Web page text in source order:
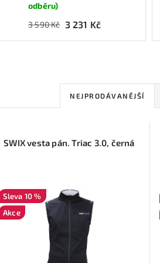
odběru)
3 590 Kč 3 231 Kč
Ř
z
n
í
p
NEJPRODÁVANĚJŠÍ
SWIX vesta pán. Triac 3.0, černá
10 %
Akce